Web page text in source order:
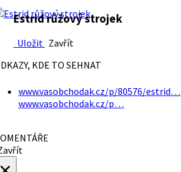
Estrid růžový strojek
Uložit Zavřít
KDE TO SEHNAT
www.vasobchodak.cz/p/80576/estrid…
www.vasobchodak.cz/p…